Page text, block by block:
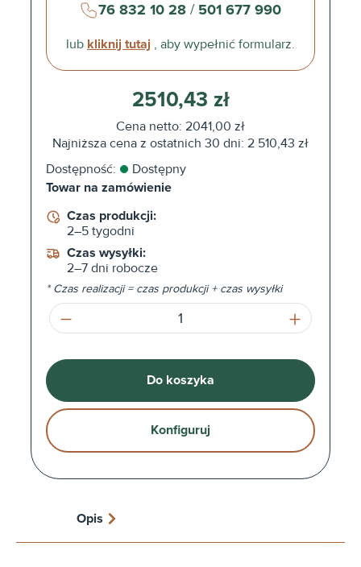
76 832 10 28/ 501 677 990
lub kliknij tutaj , aby wypełnić formularz.
2510,43 zł
Cena netto: 2041,00 zł
Najniższa cena z ostatnich 30 dni: 2 510,43 zł
Dostępność:
Dostępny
Towar na zamówienie
Czas produkcji:
2–5 tygodni
Czas wysyłki:
2–7 dni robocze
* Czas realizacji = czas produkcji + czas wysyłki
Ilość produktu: Wprowadź żądaną
Do koszyka
Konfiguruj
Opis